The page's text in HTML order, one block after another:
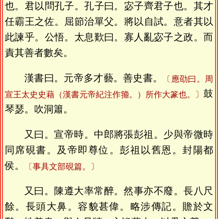
也。君以問孔子。孔子曰。宓子齊君子也。其才
任霸王之佐。屈節治單父。將以自試。意者其以
此諫乎。公悟。太息歎曰。寡人亂宓子之政。而
責其善者數矣。
漢書曰。元帝多才藝。善史書。
〔應劭曰。周
宣王太史史藉（漢書元帝紀注作籀。）所作大篆也。〕 鼓
琴瑟。吹洞簫。
又曰。宣帝時。中郎將張彭祖。少與帝微時
同席硯書。及帝即尊位。彭祖以舊恩。封陽都
侯。
〔事具文部硯篇。〕
又曰。陳遵大率常醉。然事亦不廢。長八尺
餘。長頭大鼻。容貌甚偉。略涉傳記。贍於文